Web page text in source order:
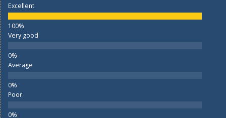
Excellent
Very good
Average
Poor